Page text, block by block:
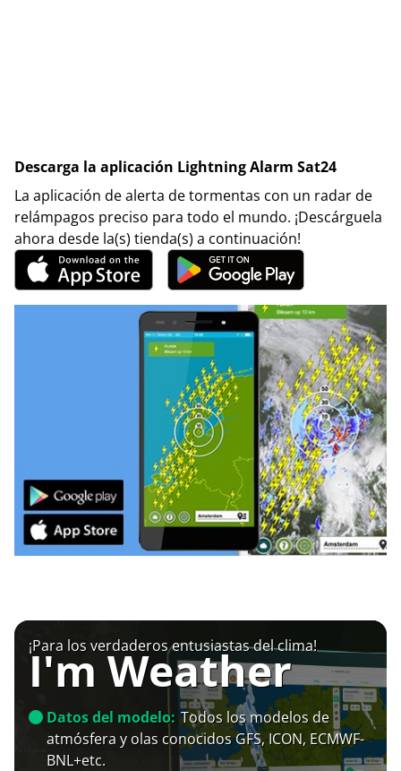
Descarga la aplicación Lightning Alarm Sat24
La aplicación de alerta de tormentas con un radar de
relámpagos preciso para todo el mundo. ¡Descárguela
ahora desde la(s) tienda(s) a continuación!
¡Para los verdaderos entusiastas del clima!
I'm Weather
Datos del modelo: Todos los modelos de
atmósfera y olas conocidos GFS, ICON, ECMWF-
BNL+etc.